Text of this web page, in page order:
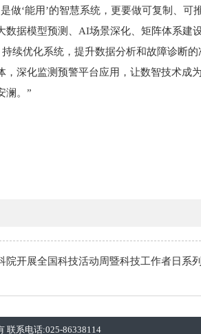
做‘能用’的智慧系统，更要做可复制、
数据模型预测、AI场景深化、矩阵体系建
续优化系统，提升数据分析和故障诊断
，深化监测预警平台应用，让数智技术成
澜。”
院开展全国科技活动周暨科技工作者日系
联系电话:025-86338114